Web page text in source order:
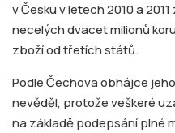
v Česku v letech 2010 a
necelých dvacet milionů
zboží od třetích států.
Podle Čechova obhájce
nevěděl, protože veškeré
na základě podepsání plné